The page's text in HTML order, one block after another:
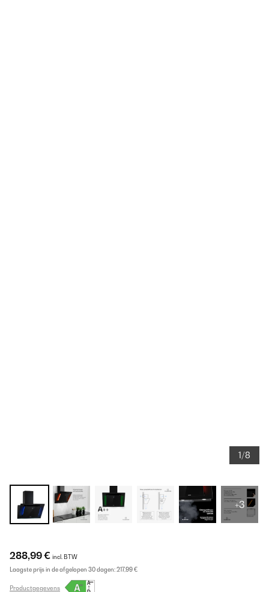
1/8
+3
288,99 € incl. BTW
Laagste prijs in de afgelopen 30 dagen:217,99 €
Productgegevens